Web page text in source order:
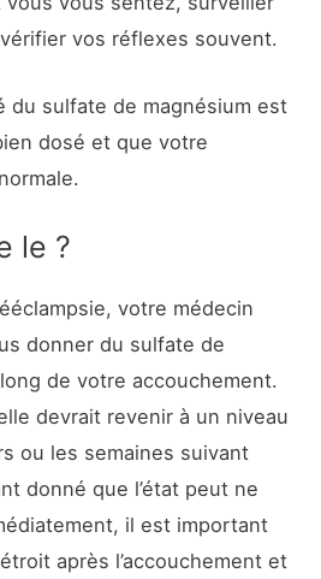
vos réflexes souvent.
du sulfate de magnésium est
dosé et que votre
le ?
votre médecin
donner du sulfate de
de votre accouchement.
devrait revenir à un niveau
ou les semaines suivant
donné que l’état peut ne
il est important
après l’accouchement et